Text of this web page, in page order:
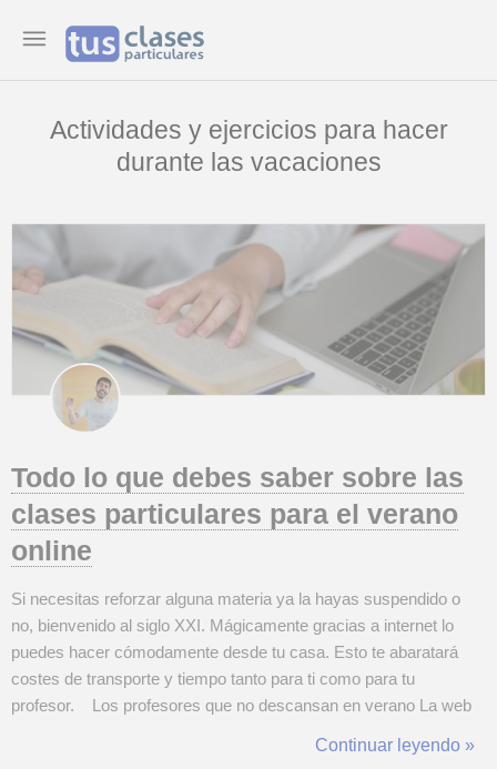
Actividades y ejercicios para hacer
durante las vacaciones
Todo lo que debes saber sobre las
clases particulares para el verano
online
Si necesitas reforzar alguna materia ya la hayas suspendido o
no, bienvenido al siglo XXI. Mágicamente gracias a internet lo
puedes hacer cómodamente desde tu casa. Esto te abaratará
costes de transporte y tiempo tanto para ti como para tu
profesor. Los profesores que no descansan en verano La web
sea. Por lo que encontrar clases o un instructor particular ...
Continuar leyendo »